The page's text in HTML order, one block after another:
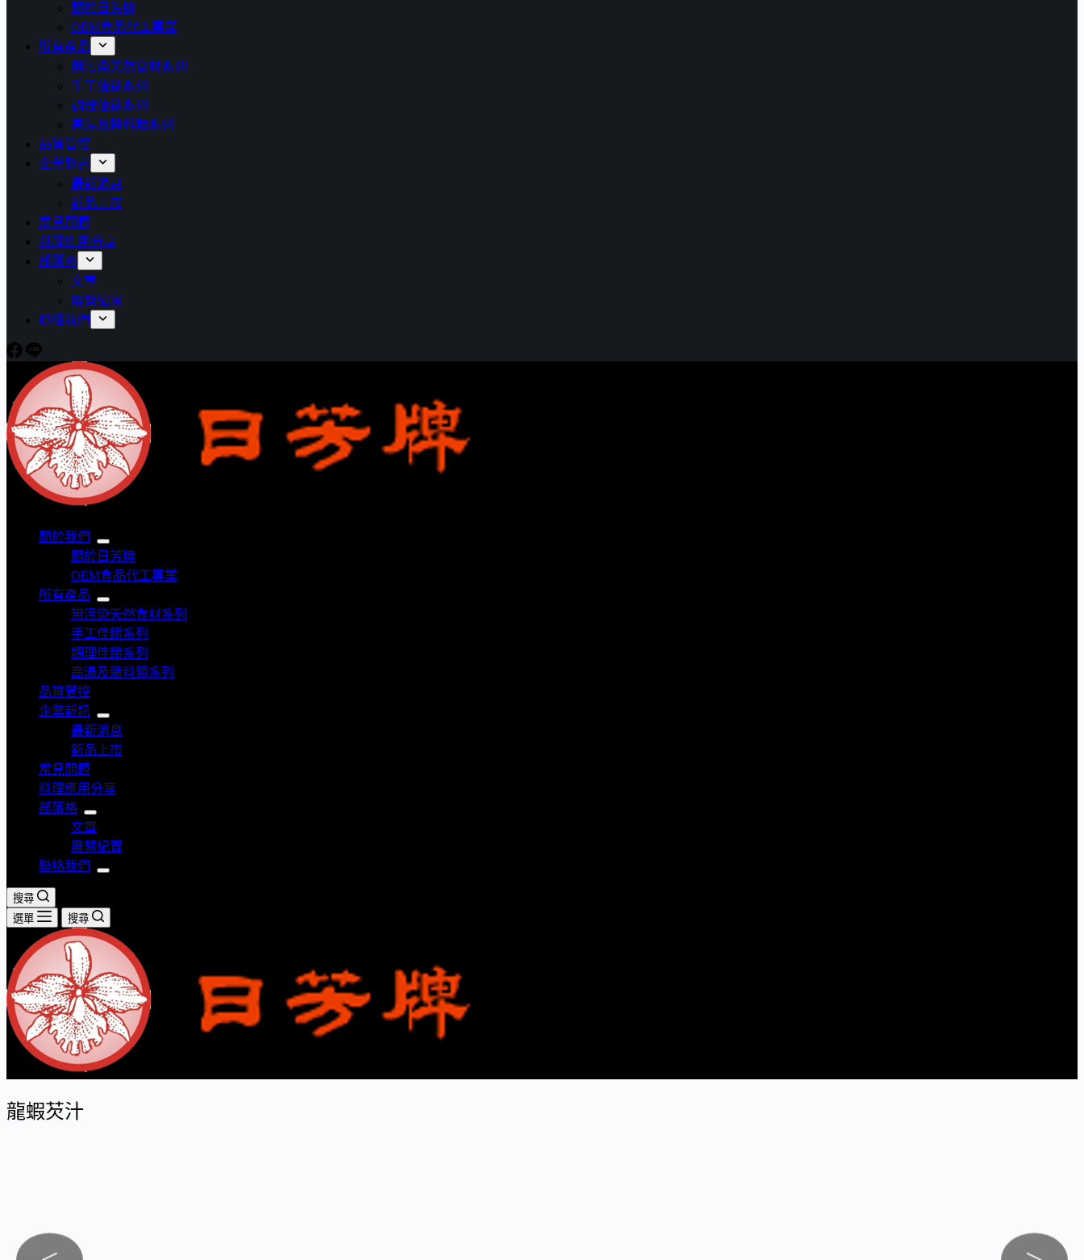
關於日芳牌
OEM食品代工專業
所有產品
無污染天然食材系列
手工佳餚系列
調理佳餚系列
高湯及醬料類系列
品質管控
企業新訊
最新消息
新品上市
常見問題
料理應用分享
部落格
文章
展覽紀實
聯絡我們
關於我們
關於日芳牌
OEM食品代工專業
所有產品
無污染天然食材系列
手工佳餚系列
調理佳餚系列
高湯及醬料類系列
品質管控
企業新訊
最新消息
新品上市
常見問題
料理應用分享
部落格
文章
展覽紀實
聯絡我們
搜尋
選單
搜尋
龍蝦芡汁